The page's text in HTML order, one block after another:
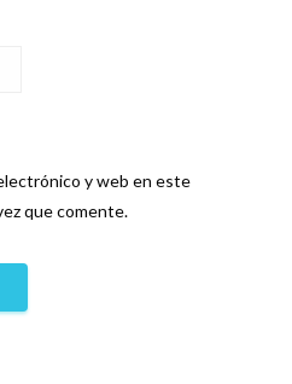
y web en este
que comente.